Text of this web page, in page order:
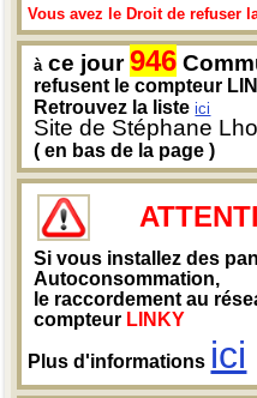
Vous avez le Droit de refuser
à ce jour946
refusent le compteur
Retrouvez la listeici
Site de Stéphane
( en bas de la page )
Si vous installez des
Autoconsommation,
le raccordement au
compteur LINKY
Plus d'informations ici